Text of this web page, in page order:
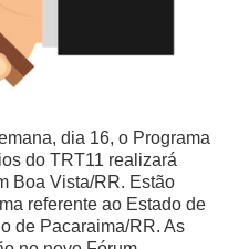
dia 16, o Programa
do TRT11 realizará
Boa Vista/RR. Estão
referente ao Estado de
de Pacaraima/RR. As